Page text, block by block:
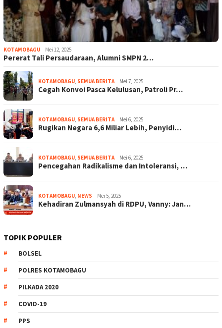
KOTAMOBAGU Mei 12, 2025
Pererat Tali Persaudaraan, Alumni SMPN 2…
KOTAMOBAGU SEMUA BERITA Mei 7, 2025
Cegah Konvoi Pasca Kelulusan, Patroli Pr…
KOTAMOBAGU SEMUA BERITA Mei 6, 2025
Rugikan Negara 6,6 Miliar Lebih, Penyidi…
KOTAMOBAGU SEMUA BERITA Mei 6, 2025
Pencegahan Radikalisme dan Intoleransi, …
KOTAMOBAGU NEWS Mei 5, 2025
Kehadiran Zulmansyah di RDPU, Vanny: Jan…
TOPIK POPULER
BOLSEL
POLRES KOTAMOBAGU
PILKADA 2020
COVID-19
PPS